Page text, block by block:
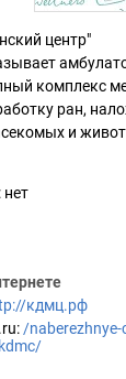
центр"
комплекс
ран,
и
: нет
кдмц.рф
: /